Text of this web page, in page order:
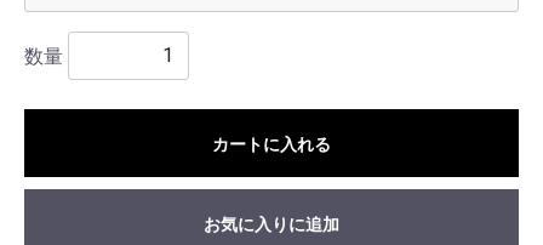
数量
カートに入れる
お気に入りに追加